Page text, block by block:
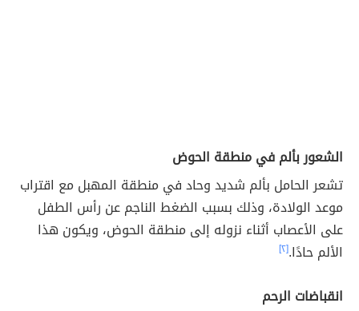
الشعور بألم في منطقة الحوض
تشعر الحامل بألم شديد وحاد في منطقة المهبل مع اقتراب
موعد الولادة، وذلك بسبب الضغط الناجم عن رأس الطفل
على الأعصاب أثناء نزوله إلى منطقة الحوض، ويكون هذا
الألم حادًا.[٢]
انقباضات الرحم